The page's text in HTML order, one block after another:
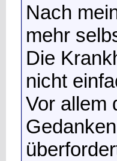
Nach
mehr
Die
nicht
Vor allem